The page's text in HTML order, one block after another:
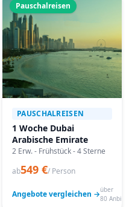
Pauschalreisen
PAUSCHALREISEN
1 Woche Dubai
Arabische Emirate
2 Erw. - Frühstück - 4 Sterne
ab549 €/ Person
Angebote vergleichen →über
80